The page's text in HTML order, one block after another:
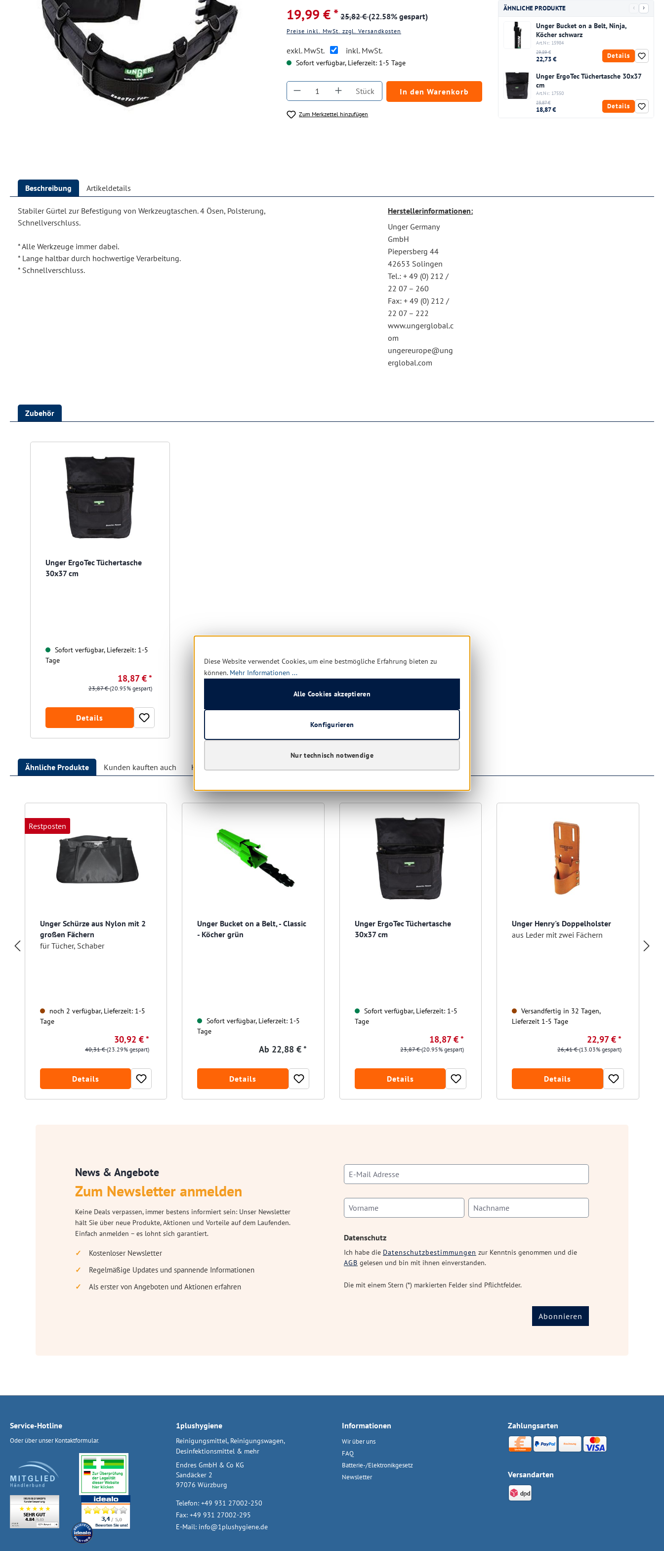
19,99 € * 25,82 €(22.58% gespart)
Preise inkl. MwSt. zzgl. Versandkosten
exkl. MwSt. inkl. MwSt.
Sofort verfügbar, Lieferzeit: 1-5 Tage
Produkt Anzahl: Gib den gewünschten Wert ein oder benutze die
Stück In den Warenkorb
Zum Merkzettel hinzufügen
ÄHNLICHE PRODUKTE ‹ ›
Unger Bucket on a Belt, Ninja,
Köcher schwarz
Art.Nr.: 15984
29,89 €
22,73 € Details
Unger ErgoTec Tüchertasche 30x37
cm
Art.Nr.: 17550
23,87 €
18,87 € Details
Beschreibung Artikeldetails
Stabiler Gürtel zur Befestigung von Werkzeugtaschen. 4 Ösen, Polsterung,
Schnellverschluss.
* Alle Werkzeuge immer dabei.
* Lange haltbar durch hochwertige Verarbeitung.
* Schnellverschluss.
Herstellerinformationen:
Unger Germany
GmbH
Piepersberg 44
42653 Solingen
Tel.: + 49 (0) 212 /
22 07 – 260
Fax: + 49 (0) 212 /
22 07 – 222
www.ungerglobal.c
om
ungereurope@ung
erglobal.com
Zubehör
Unger ErgoTec Tüchertasche
30x37 cm
Sofort verfügbar, Lieferzeit: 1-5
Tage
18,87 € *
23,87 €(20.95% gespart)
Details
Ähnliche Produkte Kunden kauften auch Kunden haben sich ebenfalls angesehen
Restposten
Unger Schürze aus Nylon mit 2
großen Fächern
für Tücher, Schaber
noch 2 verfügbar, Lieferzeit: 1-5
Tage
30,92 € *
40,31 €(23.29% gespart)
Details
Unger Bucket on a Belt, - Classic
- Köcher grün
Sofort verfügbar, Lieferzeit: 1-5
Tage
Ab 22,88 € *
Details
Unger ErgoTec Tüchertasche
30x37 cm
Sofort verfügbar, Lieferzeit: 1-5
Tage
18,87 € *
23,87 €(20.95% gespart)
Details
Unger Henry's Doppelholster
aus Leder mit zwei Fächern
Versandfertig in 32 Tagen,
Lieferzeit 1-5 Tage
22,97 € *
26,41 €(13.03% gespart)
Details
News & Angebote
Zum Newsletter anmelden
Keine Deals verpassen, immer bestens informiert sein: Unser Newsletter
hält Sie über neue Produkte, Aktionen und Vorteile auf dem Laufenden.
Einfach anmelden – es lohnt sich garantiert.
Kostenloser Newsletter
Regelmäßige Updates und spannende Informationen
Als erster von Angeboten und Aktionen erfahren
Datenschutz
Ich habe die Datenschutzbestimmungen zur Kenntnis genommen und die
AGB gelesen und bin mit ihnen einverstanden.
Die mit einem Stern (*) markierten Felder sind Pflichtfelder.
Abonnieren
Service-Hotline
Oder über unserKontaktformular.
1plushygiene
Reinigungsmittel, Reinigungswagen,
Desinfektionsmittel & mehr
Endres GmbH & Co KG
Sandäcker 2
97076 Würzburg
Telefon: +49 931 27002-250
Fax: +49 931 27002-295
E-Mail: info@1plushygiene.de
Informationen
Wir über uns
FAQ
Batterie-/Elektronikgesetz
Newsletter
Zahlungsarten
Versandarten
Diese Website verwendet Cookies, um eine bestmögliche Erfahrung bieten zu
können. Mehr Informationen ...
Nur technisch notwendige
Konfigurieren
Alle Cookies akzeptieren